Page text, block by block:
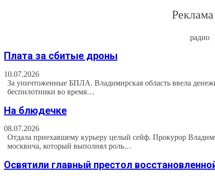
радио
Плата за сбитые дроны
10.07.2026
За уничтоженные БПЛА. Владимирская область ввела
беспилотники во время…
На блюдечке
08.07.2026
Отдала приехавшему курьеру целый сейф. Прокурор
москвича, который выполнял роль…
Освятили главный престол